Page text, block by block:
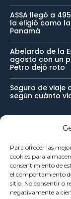
Para ofrecer las
cookies para
consentimiento de
el comportamiento
sitio. No consentir o
negativamente a
ASSA llegó a
la eligió como
Panamá
Abelardo de la
agosto con un
Petro dejó roto
Seguro de viaje
según cuánto
Newsletter
Reciba noticias
entrada y